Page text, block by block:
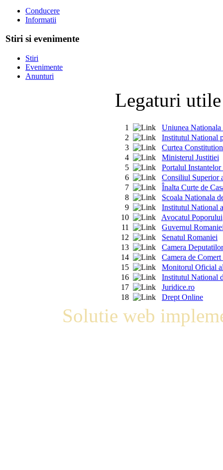
Conducere
Informatii
Stiri si evenimente
Stiri
Evenimente
Anunturi
Legaturi
1
Uniunea
2
Institutul National
3
Curtea
4
Ministerul Justitiei
5
Portalul Instantelor
6
Consiliul Superior
7
Înalta Curte de
8
Scoala Nationala
9
Institutul National
10
Avocatul Poporului
11
Guvernul
12
Senatul Romaniei
13
Camera Deputatilor
14
Camera de
15
Monitorul Oficial
16
Institutul National
17
Juridice.ro
18
Drept Online
Solutie web